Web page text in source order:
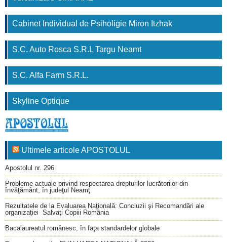
Cabinet Individual de Psiholigie Miron Itzhak
S.C. Auto Rosca S.R.L Targu Neamt
S.C. Alfa Farm S.R.L.
Skyline Optique
Ultimele articole APOSTOLUL
Apostolul nr. 296
Probleme actuale privind respectarea drepturilor lucrătorilor din
învăţământ, în judeţul Neamţ
Rezultatele de la Evaluarea Naţională: Concluzii şi Recomandări ale
organizaţiei Salvaţi Copiii România
Bacalaureatul românesc, în faţa standardelor globale